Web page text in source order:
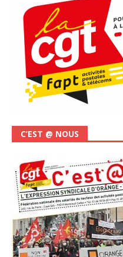
C’EST @ NOUS